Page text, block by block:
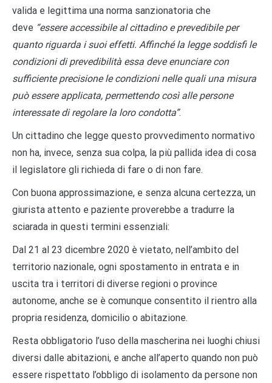
valida e legittima una norma sanzionatoria che
deve “essere accessibile al cittadino e prevedibile per
quanto riguarda i suoi effetti. Affinché la legge soddisfi le
condizioni di prevedibilità essa deve enunciare con
sufficiente precisione le condizioni nelle quali una misura
può essere applicata, permettendo così alle persone
interessate di regolare la loro condotta”.
Un cittadino che legge questo provvedimento normativo
non ha, invece, senza sua colpa, la più pallida idea di cosa
il legislatore gli richieda di fare o di non fare.
Con buona approssimazione, e senza alcuna certezza, un
giurista attento e paziente proverebbe a tradurre la
sciarada in questi termini essenziali:
Dal 21 al 23 dicembre 2020 è vietato, nell’ambito del
territorio nazionale, ogni spostamento in entrata e in
uscita tra i territori di diverse regioni o province
autonome, anche se è comunque consentito il rientro alla
propria residenza, domicilio o abitazione.
Resta obbligatorio l’uso della mascherina nei luoghi chiusi
diversi dalle abitazioni, e anche all’aperto quando non può
essere rispettato l’obbligo di isolamento da persone non